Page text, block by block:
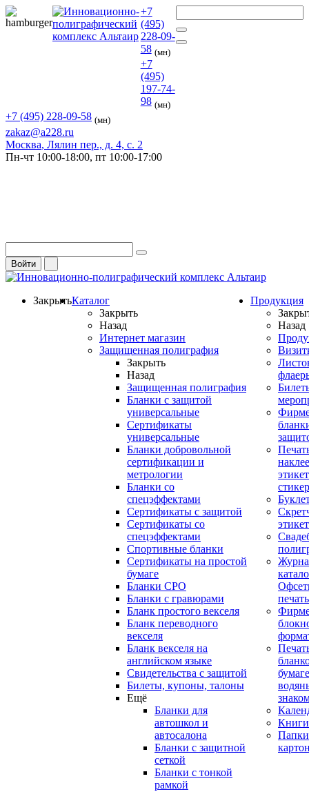
+7
(495)
228-09-
58 (мн)
+7
(495)
197-74-
98 (мн)
+7 (495) 228-09-58 (мн)
zakaz@a228.ru
Москва, Лялин пер., д. 4, с. 2
Пн-чт 10:00-18:00, пт 10:00-17:00
Войти
ЗакрытьКаталог
Закрыть
Назад
Интернет магазин
Защищенная полиграфия
Закрыть
Назад
Защищенная полиграфия
Бланки с защитой
универсальные
Сертификаты
универсальные
Бланки добровольной
сертификации и
метрологии
Бланки со
спецэффектами
Сертификаты с защитой
Сертификаты со
спецэффектами
Спортивные бланки
Cертификаты на простой
бумаге
Бланки СРО
Бланки с гравюрами
Бланк простого векселя
Бланк переводного
векселя
Бланк векселя на
английском языке
Свидетельства с защитой
Билеты, купоны, талоны
Ещё
Бланки для
автошкол и
автосалона
Бланки с защитной
сеткой
Бланки с тонкой
рамкой
Продукция
Назад
печать
Книги
Папки